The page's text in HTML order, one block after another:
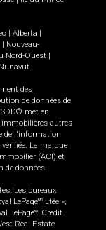
Alberta
Nouveau-
Nord-Ouest
Nunavut
des
de données de
met en
immobilières autres
de l'information
La marque
(ACI) et
de données
Les bureaux
LePageMD
Ltée »,
LePageMD
Credit
Real Estate